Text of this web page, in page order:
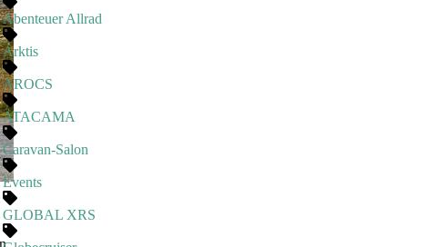
Abenteuer Allrad
Arktis
AROCS
ATACAMA
Caravan-Salon
Events
GLOBAL XRS